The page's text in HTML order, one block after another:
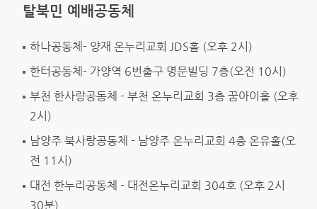
탈북민 예배공동체
하나공동체- 양재 온누리교회 JDS홀 (오후 2시)
한터공동체- 가양역 6번출구 명문빌딩 7층(오전 10시)
부천 한사랑공동체 - 부천 온누리교회 3층 꿈아이홀 (오후
2시)
남양주 북사랑공동체 - 남양주 온누리교회 4층 온유홀(오
전 11시)
대전 한누리공동체 - 대전온누리교회 304호 (오후 2시
30분)